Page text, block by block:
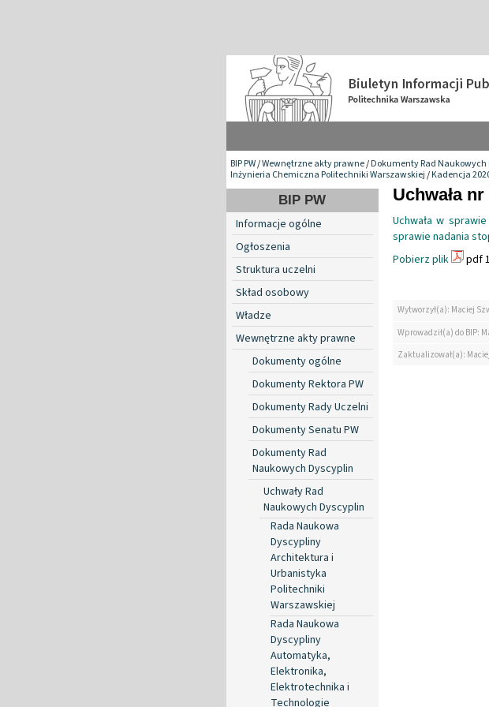
BIP PW/Wewnętrzne akty prawne/Dokumenty Rad Naukowych
Inżynieria Chemiczna Politechniki Warszawskiej/Kadencja
BIP PW
Informacje ogólne
Ogłoszenia
Struktura uczelni
Skład osobowy
Władze
Wewnętrzne akty prawne
Dokumenty ogólne
Dokumenty Rektora PW
Dokumenty Rady Uczelni
Dokumenty Senatu PW
Dokumenty Rad
Naukowych Dyscyplin
Uchwały Rad
Naukowych Dyscyplin
Rada Naukowa
Dyscypliny
Architektura i
Urbanistyka
Politechniki
Warszawskiej
Rada Naukowa
Dyscypliny
Automatyka,
Elektronika,
Elektrotechnika i
Technologie
Uchwała
Uchwała w
sprawie nadania
Pobierz plik
pdf
Wytworzył(a): Maciej
Wprowadził(a) do BIP:
Zaktualizował(a):